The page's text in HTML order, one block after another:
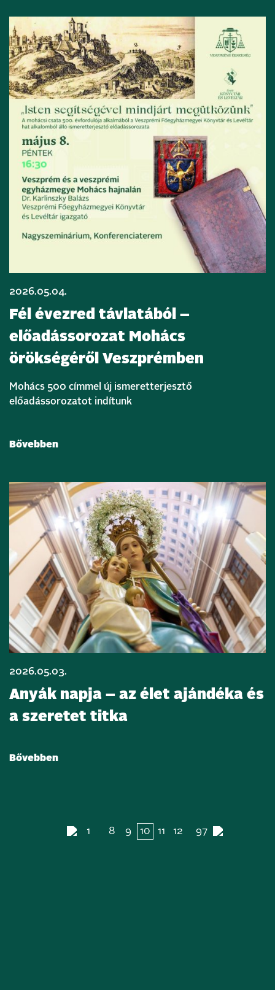
2026.05.04.
Fél évezred távlatából –
előadássorozat Mohács
örökségéről Veszprémben
Mohács 500 címmel új ismeretterjesztő
előadássorozatot indítunk
Bővebben
2026.05.03.
Anyák napja – az élet ajándéka és
a szeretet titka
Bővebben
1 8 9 10 11 12 97